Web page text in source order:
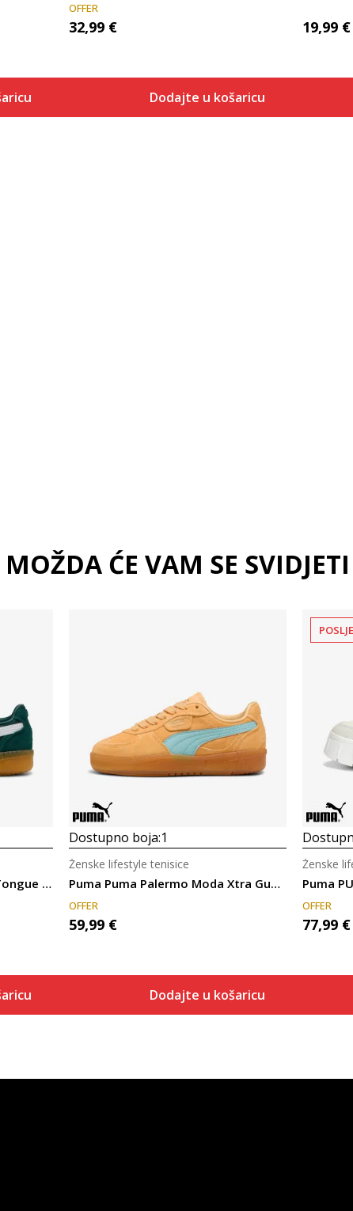
OFFER
32,99 €
Dodajte u košaricu
19,99 €
MOŽDA ĆE VAM SE SVIDJETI
Puma Puma Palermo Moda Tongue Wns
Dostupno boja:1
Puma Puma Palermo Moda Xtra Gum Wns
Ženske lifestyle tenisice
OFFER
59,99 €
Dodajte u košaricu
Puma
Ženske
OFFER
77,99 €